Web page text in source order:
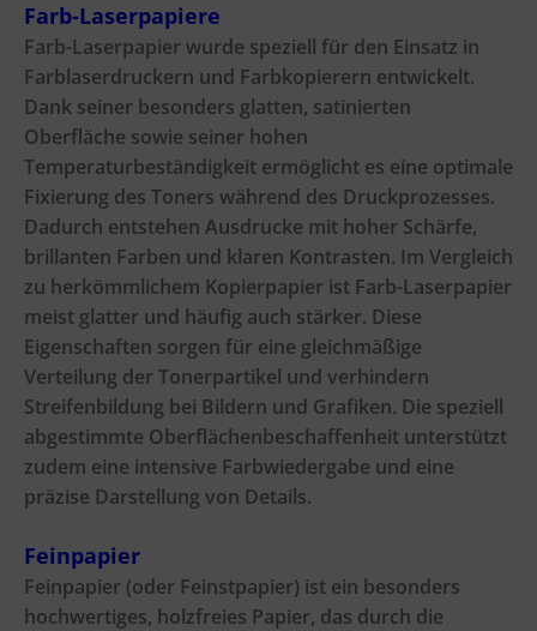
Farb-Laserpapiere
Farb-Laserpapier wurde speziell für den Einsatz in
Farblaserdruckern und Farbkopierern entwickelt.
Dank seiner besonders glatten, satinierten
Oberfläche sowie seiner hohen
Temperaturbeständigkeit ermöglicht es eine optimale
Fixierung des Toners während des Druckprozesses.
Dadurch entstehen Ausdrucke mit hoher Schärfe,
brillanten Farben und klaren Kontrasten. Im Vergleich
zu herkömmlichem Kopierpapier ist Farb-Laserpapier
meist glatter und häufig auch stärker. Diese
Eigenschaften sorgen für eine gleichmäßige
Verteilung der Tonerpartikel und verhindern
Streifenbildung bei Bildern und Grafiken. Die speziell
abgestimmte Oberflächenbeschaffenheit unterstützt
zudem eine intensive Farbwiedergabe und eine
präzise Darstellung von Details.
Feinpapier
Feinpapier (oder Feinstpapier) ist ein besonders
hochwertiges, holzfreies Papier, das durch die